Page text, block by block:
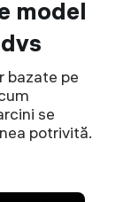
model
bazate pe
se
potrivită.